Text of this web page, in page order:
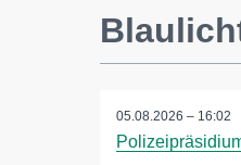
05.08.2026 – 16:02